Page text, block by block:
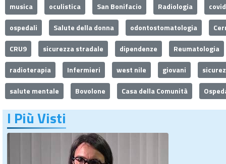
musica
oculistica San Bonifacio Radiologia
ospedali
Salute della donna odontostomatologia
CRU9
sicurezza stradale dipendenze
Reumatologia
radioterapia
Infermieri west nile giovani
salute mentale
Bovolone Casa della Comunità
I Più Visti